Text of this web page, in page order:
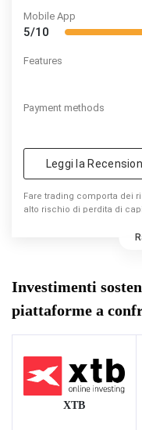
Mobile App
5/10
Features
Payment methods
Leggi la
Fare trading comporta dei
alto rischio di perdita di
Investimenti
piattaforme a
XTB